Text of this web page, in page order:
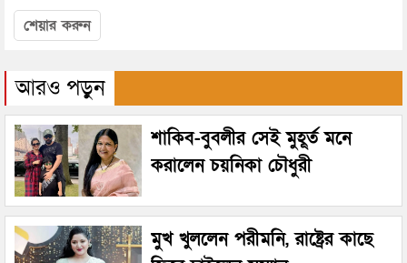
শেয়ার করুন
আরও পড়ুন
শাকিব-বুবলীর সেই মুহূর্ত মনে
করালেন চয়নিকা চৌধুরী
মুখ খুললেন পরীমনি, রাষ্ট্রের কাছে